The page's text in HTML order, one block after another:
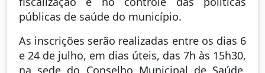
públicas de saúde do município.
As inscrições serão realizadas entre os dias 6
e 24 de julho, em dias úteis, das 7h às 15h30,
na sede do Conselho Municipal de Saúde,